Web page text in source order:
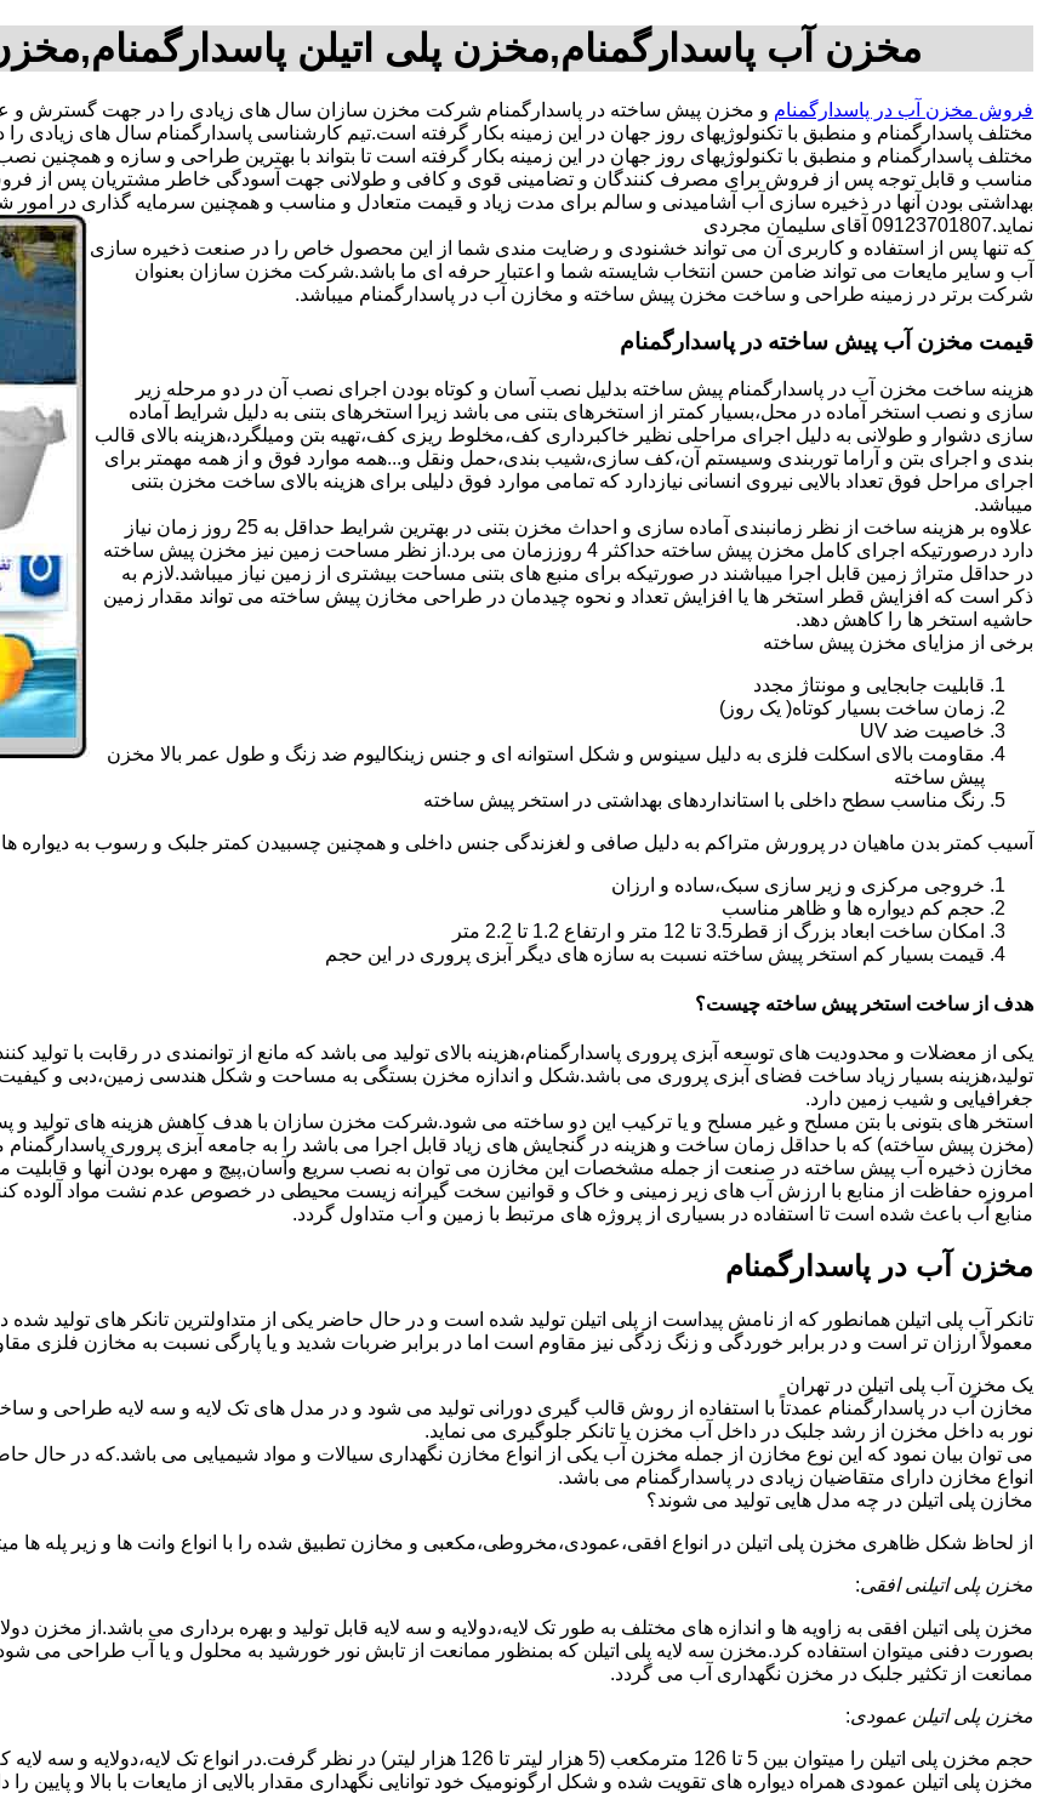
مخزن آب پاسدارگمنام,مخزن پلی اتیلن
فروش مخزن آب در پاسدارگمنام و مخزن پیش ساخته در پاسدارگمنام شرکت مخزن سازان سال های زیادی را در جهت گسترش و
مختلف پاسدارگمنام و منطبق با تکنولوژیهای روز جهان در این زمینه بکار گرفته است.تیم کارشناسی پاسدارگمنام سال های
مختلف پاسدارگمنام و منطبق با تکنولوژیهای روز جهان در این زمینه بکار گرفته است تا بتواند با بهترین طراحی و سازه و همچنین
مناسب و قابل توجه پس از فروش برای مصرف کنندگان و تضامینی قوی و کافی و طولانی جهت آسودگی خاطر مشتریان پس از
بهداشتی بودن آنها در ذخیره سازی آب آشامیدنی و سالم برای مدت زیاد و قیمت متعادل و مناسب و همچنین سرمایه گذاری در امور
نماید.09123701807 آقای سلیمان مجردی
که تنها پس از استفاده و کاربری آن می تواند خشنودی و رضایت مندی شما از این محصول خاص را در صنعت ذخیره سازی
آب و سایر مایعات می تواند ضامن حسن انتخاب شایسته شما و اعتبار حرفه ای ما باشد.شرکت مخزن سازان بعنوان
شرکت برتر در زمینه طراحی و ساخت مخزن پیش ساخته و مخازن آب در پاسدارگمنام میباشد.
قیمت مخزن آب پیش ساخته در پاسدارگمنام
هزینه ساخت مخزن آب در پاسدارگمنام پیش ساخته بدلیل نصب آسان و کوتاه بودن اجرای نصب آن در دو مرحله زیر
سازی و نصب استخر آماده در محل،بسیار کمتر از استخرهای بتنی می باشد زیرا استخرهای بتنی به دلیل شرایط آماده
سازی دشوار و طولانی به دلیل اجرای مراحلی نظیر خاکبرداری کف،مخلوط ریزی کف،تهیه بتن ومیلگرد،هزینه بالای قالب
بندی و اجرای بتن و آراما توربندی وسیستم آن،کف سازی،شیب بندی،حمل ونقل و...همه موارد فوق و از همه مهمتر برای
اجرای مراحل فوق تعداد بالایی نیروی انسانی نیازدارد که تمامی موارد فوق دلیلی برای هزینه بالای ساخت مخزن بتنی
میباشد.
علاوه بر هزینه ساخت از نظر زمانبندی آماده سازی و احداث مخزن بتنی در بهترین شرایط حداقل به 25 روز زمان نیاز
دارد درصورتیکه اجرای کامل مخزن پیش ساخته حداکثر 4 روززمان می برد.از نظر مساحت زمین نیز مخزن پیش ساخته
در حداقل متراژ زمین قابل اجرا میباشند در صورتیکه برای منبع های بتنی مساحت بیشتری از زمین نیاز میباشد.لازم به
ذکر است که افزایش قطر استخر ها یا افزایش تعداد و نحوه چیدمان در طراحی مخازن پیش ساخته می تواند مقدار زمین
حاشیه استخر ها را کاهش دهد.
برخی از مزایای مخزن پیش ساخته
قابلیت جابجایی و مونتاژ مجدد
زمان ساخت بسیار کوتاه( یک روز)
خاصیت ضد UV
مقاومت بالای اسکلت فلزی به دلیل سینوس و شکل استوانه ای و جنس زینکالیوم ضد زنگ و طول عمر بالا مخزن
پیش ساخته
رنگ مناسب سطح داخلی با استانداردهای بهداشتی در استخر پیش ساخته
آسیب کمتر بدن ماهیان در پرورش متراکم به دلیل صافی و لغزندگی جنس داخلی و همچنین چسبیدن کمتر جلبک و رسوب به دیواره ها
خروجی مرکزی و زیر سازی سبک،ساده و ارزان
حجم کم دیواره ها و ظاهر مناسب
امکان ساخت ابعاد بزرگ از قطر3.5 تا 12 متر و ارتفاع 1.2 تا 2.2 متر
قیمت بسیار کم استخر پیش ساخته نسبت به سازه های دیگر آبزی پروری در این حجم
هدف از ساخت استخر پیش ساخته چیست؟
یکی از معضلات و محدودیت های توسعه آبزی پروری پاسدارگمنام،هزینه بالای تولید می باشد که مانع از توانمندی در رقابت با تولید
تولید،هزینه بسیار زیاد ساخت فضای آبزی پروری می باشد.شکل و اندازه مخزن بستگی به مساحت و شکل هندسی زمین،دبی و
جغرافیایی و شیب زمین دارد.
استخر های بتونی با بتن مسلح و غیر مسلح و یا ترکیب این دو ساخته می شود.شرکت مخزن سازان با هدف کاهش هزینه های تولید و
(مخزن پیش ساخته) که با حداقل زمان ساخت و هزینه در گنجایش های زیاد قابل اجرا می باشد را به جامعه آبزی پروری
مخازن ذخیره آب پیش ساخته در صنعت از جمله مشخصات این مخازن می توان به نصب سریع وآسان,پیچ و مهره بودن آنها و قابلیت
امروزه حفاظت از منابع با ارزش آب های زیر زمینی و خاک و قوانین سخت گیرانه زیست محیطی در خصوص عدم نشت مواد آلوده
منابع آب باعث شده است تا استفاده در بسیاری از پروژه های مرتبط با زمین و آب متداول گردد.
مخزن آب در پاسدارگمنام
تانکر آب پلی اتیلن همانطور که از نامش پیداست از پلی اتیلن تولید شده است و در حال حاضر یکی از متداولترین تانکر های تولید
معمولاً ارزان تر است و در برابر خوردگی و زنگ زدگی نیز مقاوم است اما در برابر ضربات شدید و یا پارگی نسبت به مخازن فلزی
یک مخزن آب پلی اتیلن در تهران
مخازن آب در پاسدارگمنام عمدتاً با استفاده از روش قالب گیری دورانی تولید می شود و در مدل های تک لایه و سه لایه طراحی و
نور به داخل مخزن از رشد جلبک در داخل آب مخزن یا تانکر جلوگیری می نماید.
می توان بیان نمود که این نوع مخازن از جمله مخزن آب یکی از انواع مخازن نگهداری سیالات و مواد شیمیایی می باشد.که در
انواع مخازن دارای متقاضیان زیادی در پاسدارگمنام می باشد.
مخازن پلی اتیلن در چه مدل هایی تولید می شوند؟
از لحاظ شکل ظاهری مخزن پلی اتیلن در انواع افقی،عمودی،مخروطی،مکعبی و مخازن تطبیق شده را با انواع وانت ها و زیر پله ها
مخزن پلی اتیلنی افقی:
مخزن پلی اتیلن افقی به زاویه ها و اندازه های مختلف به طور تک لایه،دولایه و سه لایه قابل تولید و بهره برداری می باشد.از مخزن
بصورت دفنی میتوان استفاده کرد.مخزن سه لایه پلی اتیلن که بمنظور ممانعت از تابش نور خورشید به محلول و یا آب طراحی می
ممانعت از تکثیر جلبک در مخزن نگهداری آب می گردد.
مخزن پلی اتیلن عمودی:
حجم مخزن پلی اتیلن را میتوان بین 5 تا 126 مترمکعب (5 هزار لیتر تا 126 هزار لیتر) در نظر گرفت.در انواع تک لایه،دولایه و سه لایه که قابل تولید می باشد.
مخزن پلی اتیلن عمودی همراه دیواره های تقویت شده و شکل ارگونومیک خود توانایی نگهداری مقدار بالایی از مایعات با بالا و پایین را